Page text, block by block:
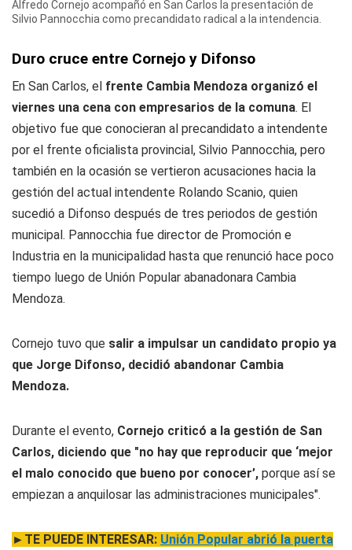
Alfredo Cornejo acompañó en San Carlos la presentación de
Silvio Pannocchia como precandidato radical a la intendencia.
Duro cruce entre Cornejo y Difonso
En San Carlos, el frente Cambia Mendoza organizó el
viernes una cena con empresarios de la comuna. El
objetivo fue que conocieran al precandidato a intendente
por el frente oficialista provincial, Silvio Pannocchia, pero
también en la ocasión se vertieron acusaciones hacia la
gestión del actual intendente Rolando Scanio, quien
sucedió a Difonso después de tres periodos de gestión
municipal. Pannocchia fue director de Promoción e
Industria en la municipalidad hasta que renunció hace poco
tiempo luego de Unión Popular abanadonara Cambia
Mendoza.
Cornejo tuvo que salir a impulsar un candidato propio ya
que Jorge Difonso, decidió abandonar Cambia
Mendoza.
Durante el evento, Cornejo criticó a la gestión de San
Carlos, diciendo que "no hay que reproducir que ‘mejor
el malo conocido que bueno por conocer’, porque así se
empiezan a anquilosar las administraciones municipales".
►TE PUEDE INTERESAR: Unión Popular abrió la puerta